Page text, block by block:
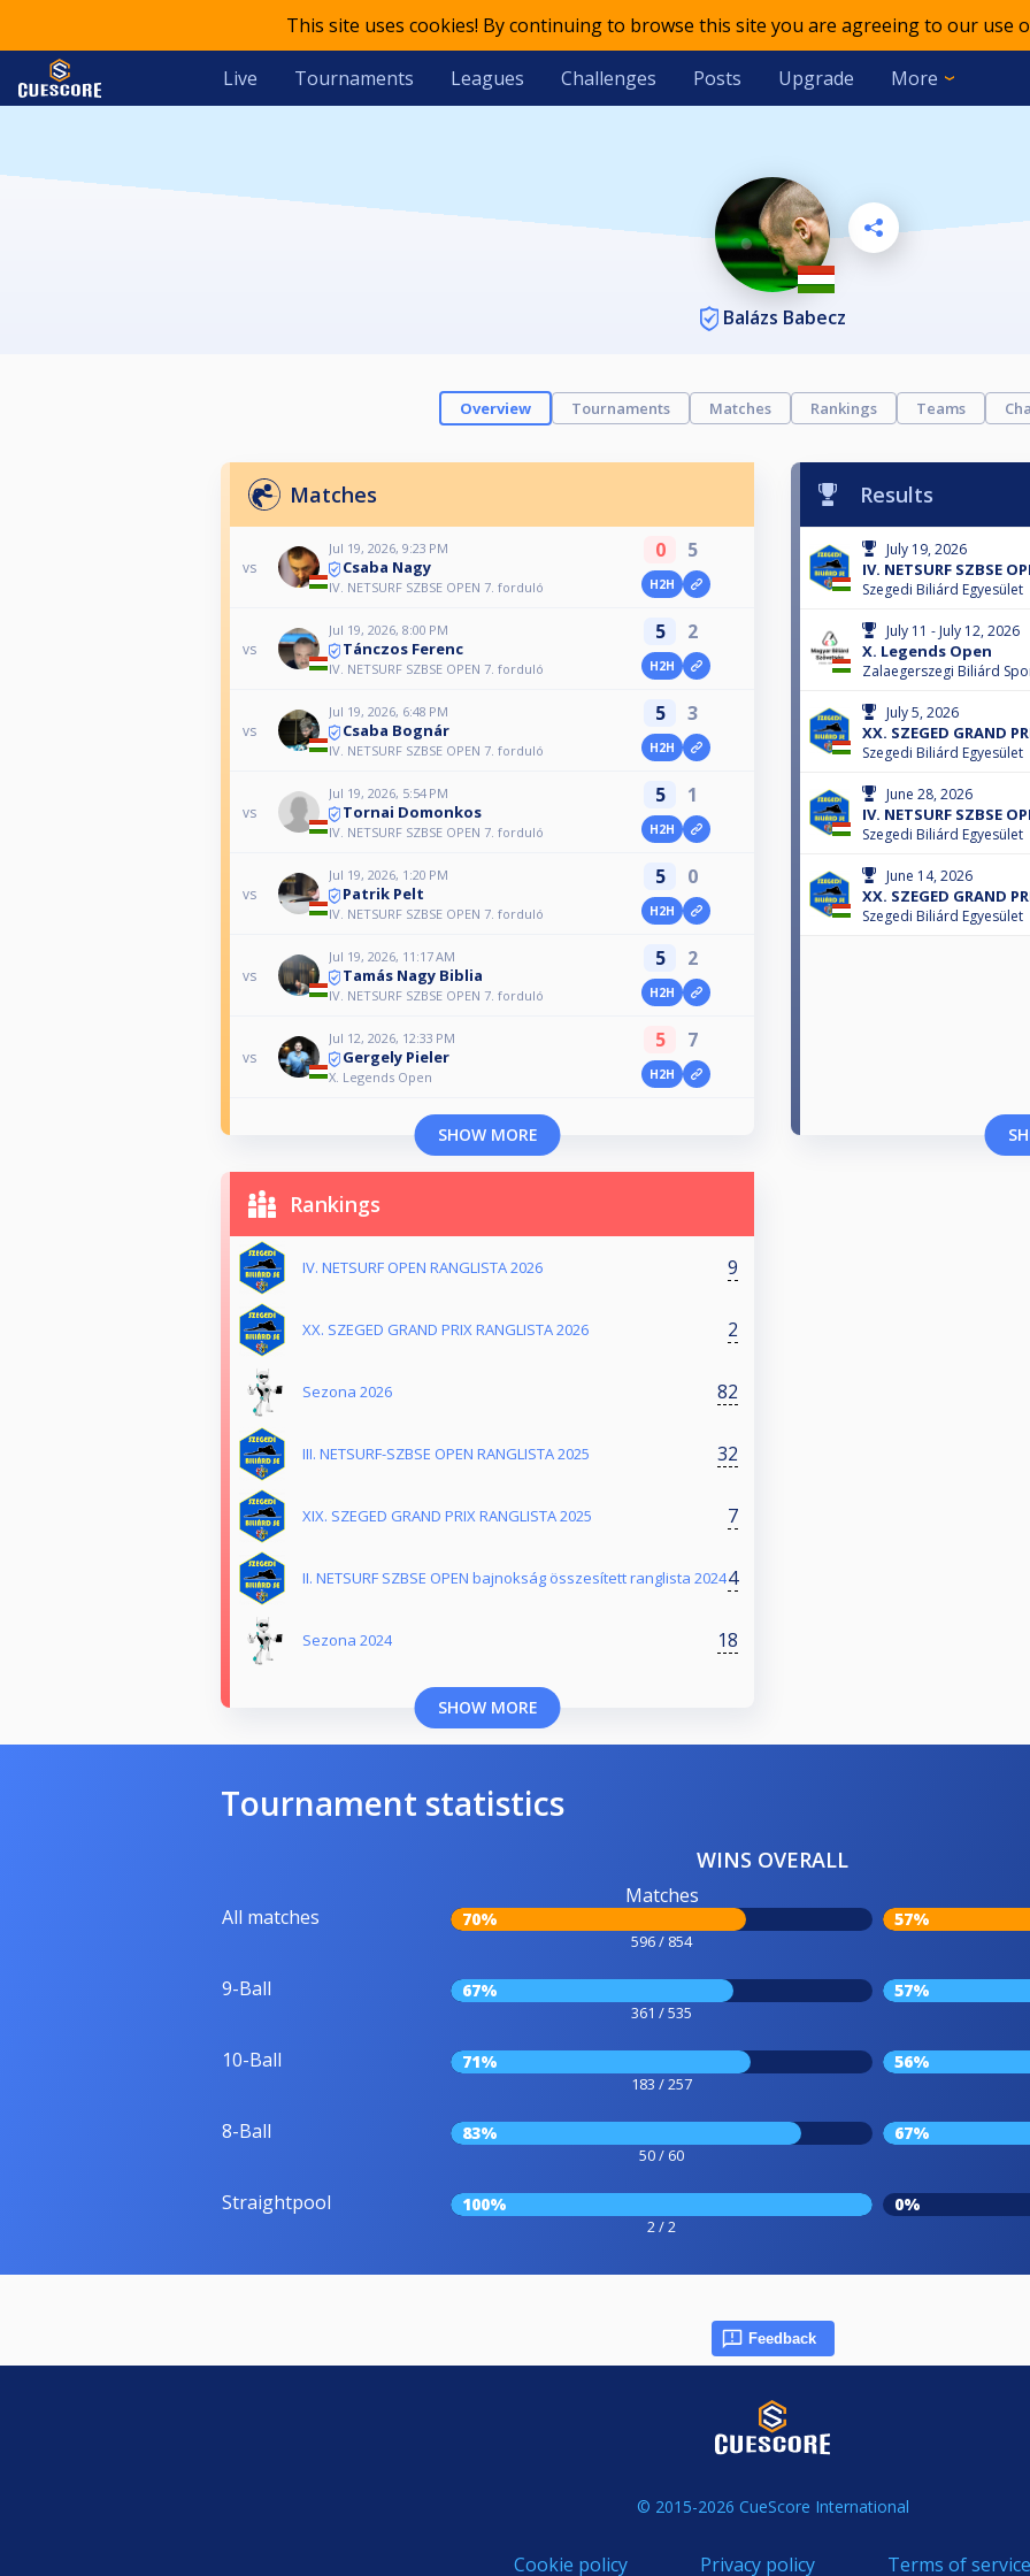
This site uses cookies! By continuing to browse this site you are agreeing to our use
Live Tournaments Leagues Challenges Posts Upgrade More
Balázs Babecz
Overview Tournaments Matches Rankings Teams
Matches
vs
Jul 19, 2026, 9:23 PM
Csaba Nagy
IV. NETSURF SZBSE OPEN 7. forduló
0 5
H2H
vs
Jul 19, 2026, 8:00 PM
Tánczos Ferenc
IV. NETSURF SZBSE OPEN 7. forduló
5 2
H2H
vs
Jul 19, 2026, 6:48 PM
Csaba Bognár
IV. NETSURF SZBSE OPEN 7. forduló
5 3
H2H
vs
Jul 19, 2026, 5:54 PM
Tornai Domonkos
IV. NETSURF SZBSE OPEN 7. forduló
5 1
H2H
vs
Jul 19, 2026, 1:20 PM
Patrik Pelt
IV. NETSURF SZBSE OPEN 7. forduló
5 0
H2H
vs
Jul 19, 2026, 11:17 AM
Tamás Nagy Biblia
IV. NETSURF SZBSE OPEN 7. forduló
5 2
H2H
vs
Jul 12, 2026, 12:33 PM
Gergely Pieler
X. Legends Open
5 7
H2H
SHOW MORE
Results
July 19, 2026
IV. NETSURF SZBSE
Szegedi Biliárd Egyesület
July 11 - July 12, 2026
X. Legends Open
Zalaegerszegi Biliárd
July 5, 2026
XX. SZEGED GRAND
Szegedi Biliárd Egyesület
June 28, 2026
IV. NETSURF SZBSE
Szegedi Biliárd Egyesület
June 14, 2026
XX. SZEGED GRAND
Szegedi Biliárd Egyesület
Rankings
IV. NETSURF OPEN RANGLISTA 2026 9
XX. SZEGED GRAND PRIX RANGLISTA 2026 2
Sezona 2026 82
III. NETSURF-SZBSE OPEN RANGLISTA 2025 32
XIX. SZEGED GRAND PRIX RANGLISTA 2025 7
II. NETSURF SZBSE OPEN bajnokság összesített ranglista 20244
Sezona 2024 18
SHOW MORE
Tournament statistics
WINS OVERALL
All matches
Matches
70%
596 / 854
57%
9-Ball 67%
361 / 535
57%
10-Ball 71%
183 / 257
56%
8-Ball 83%
50 / 60
67%
Straightpool 100%
2 / 2
0%
Feedback
© 2015-2026 CueScore International
Cookie policy Privacy policy Terms of service